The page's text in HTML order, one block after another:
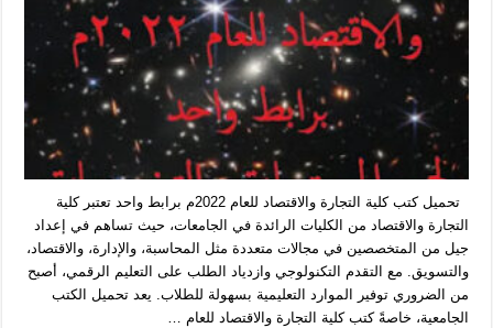
تحميل كتب كلية التجارة والاقتصاد للعام 2022م برابط واحد تعتبر كلية
التجارة والاقتصاد من الكليات الرائدة في الجامعات، حيث تساهم في إعداد
جيل من المتخصصين في مجالات متعددة مثل المحاسبة، والإدارة، والاقتصاد،
والتسويق. مع التقدم التكنولوجي وازدياد الطلب على التعليم الرقمي، أصبح
من الضروري توفير الموارد التعليمية بسهولة للطلاب. يعد تحميل الكتب
الجامعية، خاصةً كتب كلية التجارة والاقتصاد للعام …